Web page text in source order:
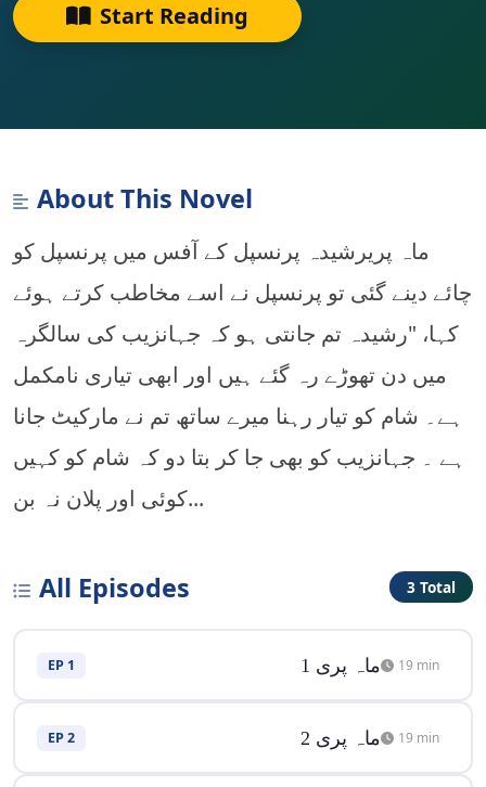
Start Reading
About This Novel
ماہ پریرشیدہ پرنسپل کے آفس میں پرنسپل کو
چائے دینے گئی تو پرنسپل نے اسے مخاطب کرتے ہوئے
کہا، "رشیدہ تم جانتی ہو کہ جہانزیب کی سالگرہ
میں دن تھوڑے رہ گئے ہیں اور ابھی تیاری نامکمل
ہے۔ شام کو تیار رہنا میرے ساتھ تم نے مارکیٹ جانا
ہے ۔ جہانزیب کو بھی جا کر بتا دو کہ شام کو کہیں
کوئی اور پلان نہ بن...
All Episodes 3 Total
EP 1 ماہ پری 1 19 min
EP 2 ماہ پری 2 19 min